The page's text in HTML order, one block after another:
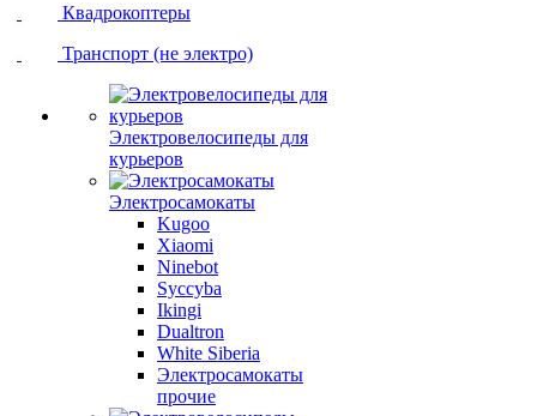
Квадрокоптеры
Транспорт (не электро)
Электровелосипеды для
курьеров
Электросамокаты
Kugoo
Xiaomi
Ninebot
Syccyba
Ikingi
Dualtron
White Siberia
Электросамокаты
прочие